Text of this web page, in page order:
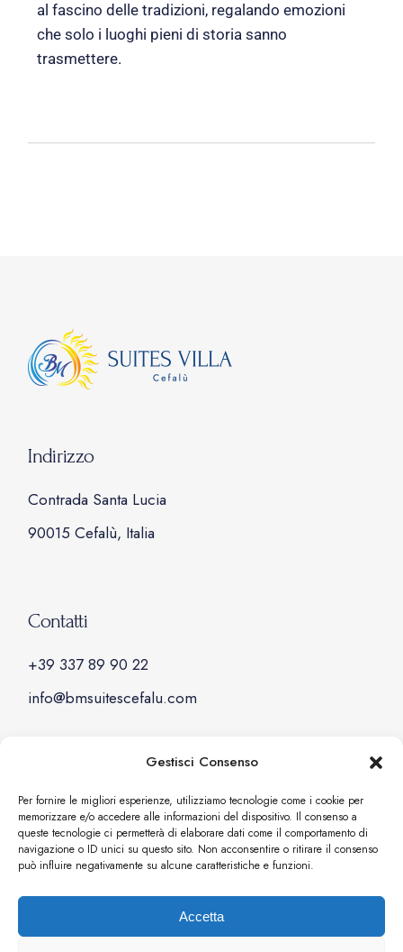
Gestisci Consenso
Per fornire le migliori esperienze, utilizziamo tecnologie come i cookie per
memorizzare e/o accedere alle informazioni del dispositivo. Il consenso a
queste tecnologie ci permetterà di elaborare dati come il comportamento di
navigazione o ID unici su questo sito. Non acconsentire o ritirare il consenso
può influire negativamente su alcune caratteristiche e funzioni.
Accetta
al fascino delle tradizioni, regalando emozioni
che solo i luoghi pieni di storia sanno
trasmettere.
Indirizzo
Contrada Santa Lucia
90015 Cefalù, Italia
Contatti
+39 337 89 90 22
info@bmsuitescefalu.com
Facebook
Instagram